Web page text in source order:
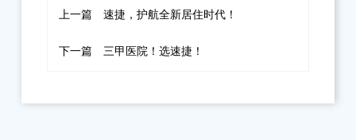
上一篇 速捷，护航全新居住时代！
下一篇 三甲医院！选速捷！